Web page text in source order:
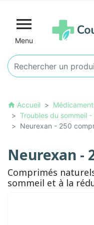

Menu
home Accueil
Troubles du sommeil -
Neurexan - 250
Neurexan -
Comprimés
sommeil et à la